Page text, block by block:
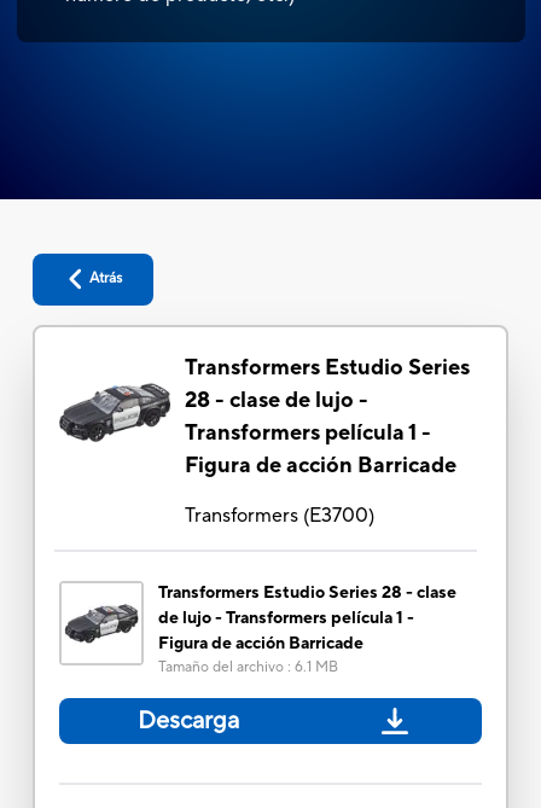
Atrás
Transformers Estudio Series
28 - clase de lujo -
Transformers película 1 -
Figura de acción Barricade
Transformers(E3700)
Transformers Estudio Series 28 - clase
de lujo - Transformers película 1 -
Figura de acción Barricade
Tamaño del archivo: 6.1 MB
Descarga